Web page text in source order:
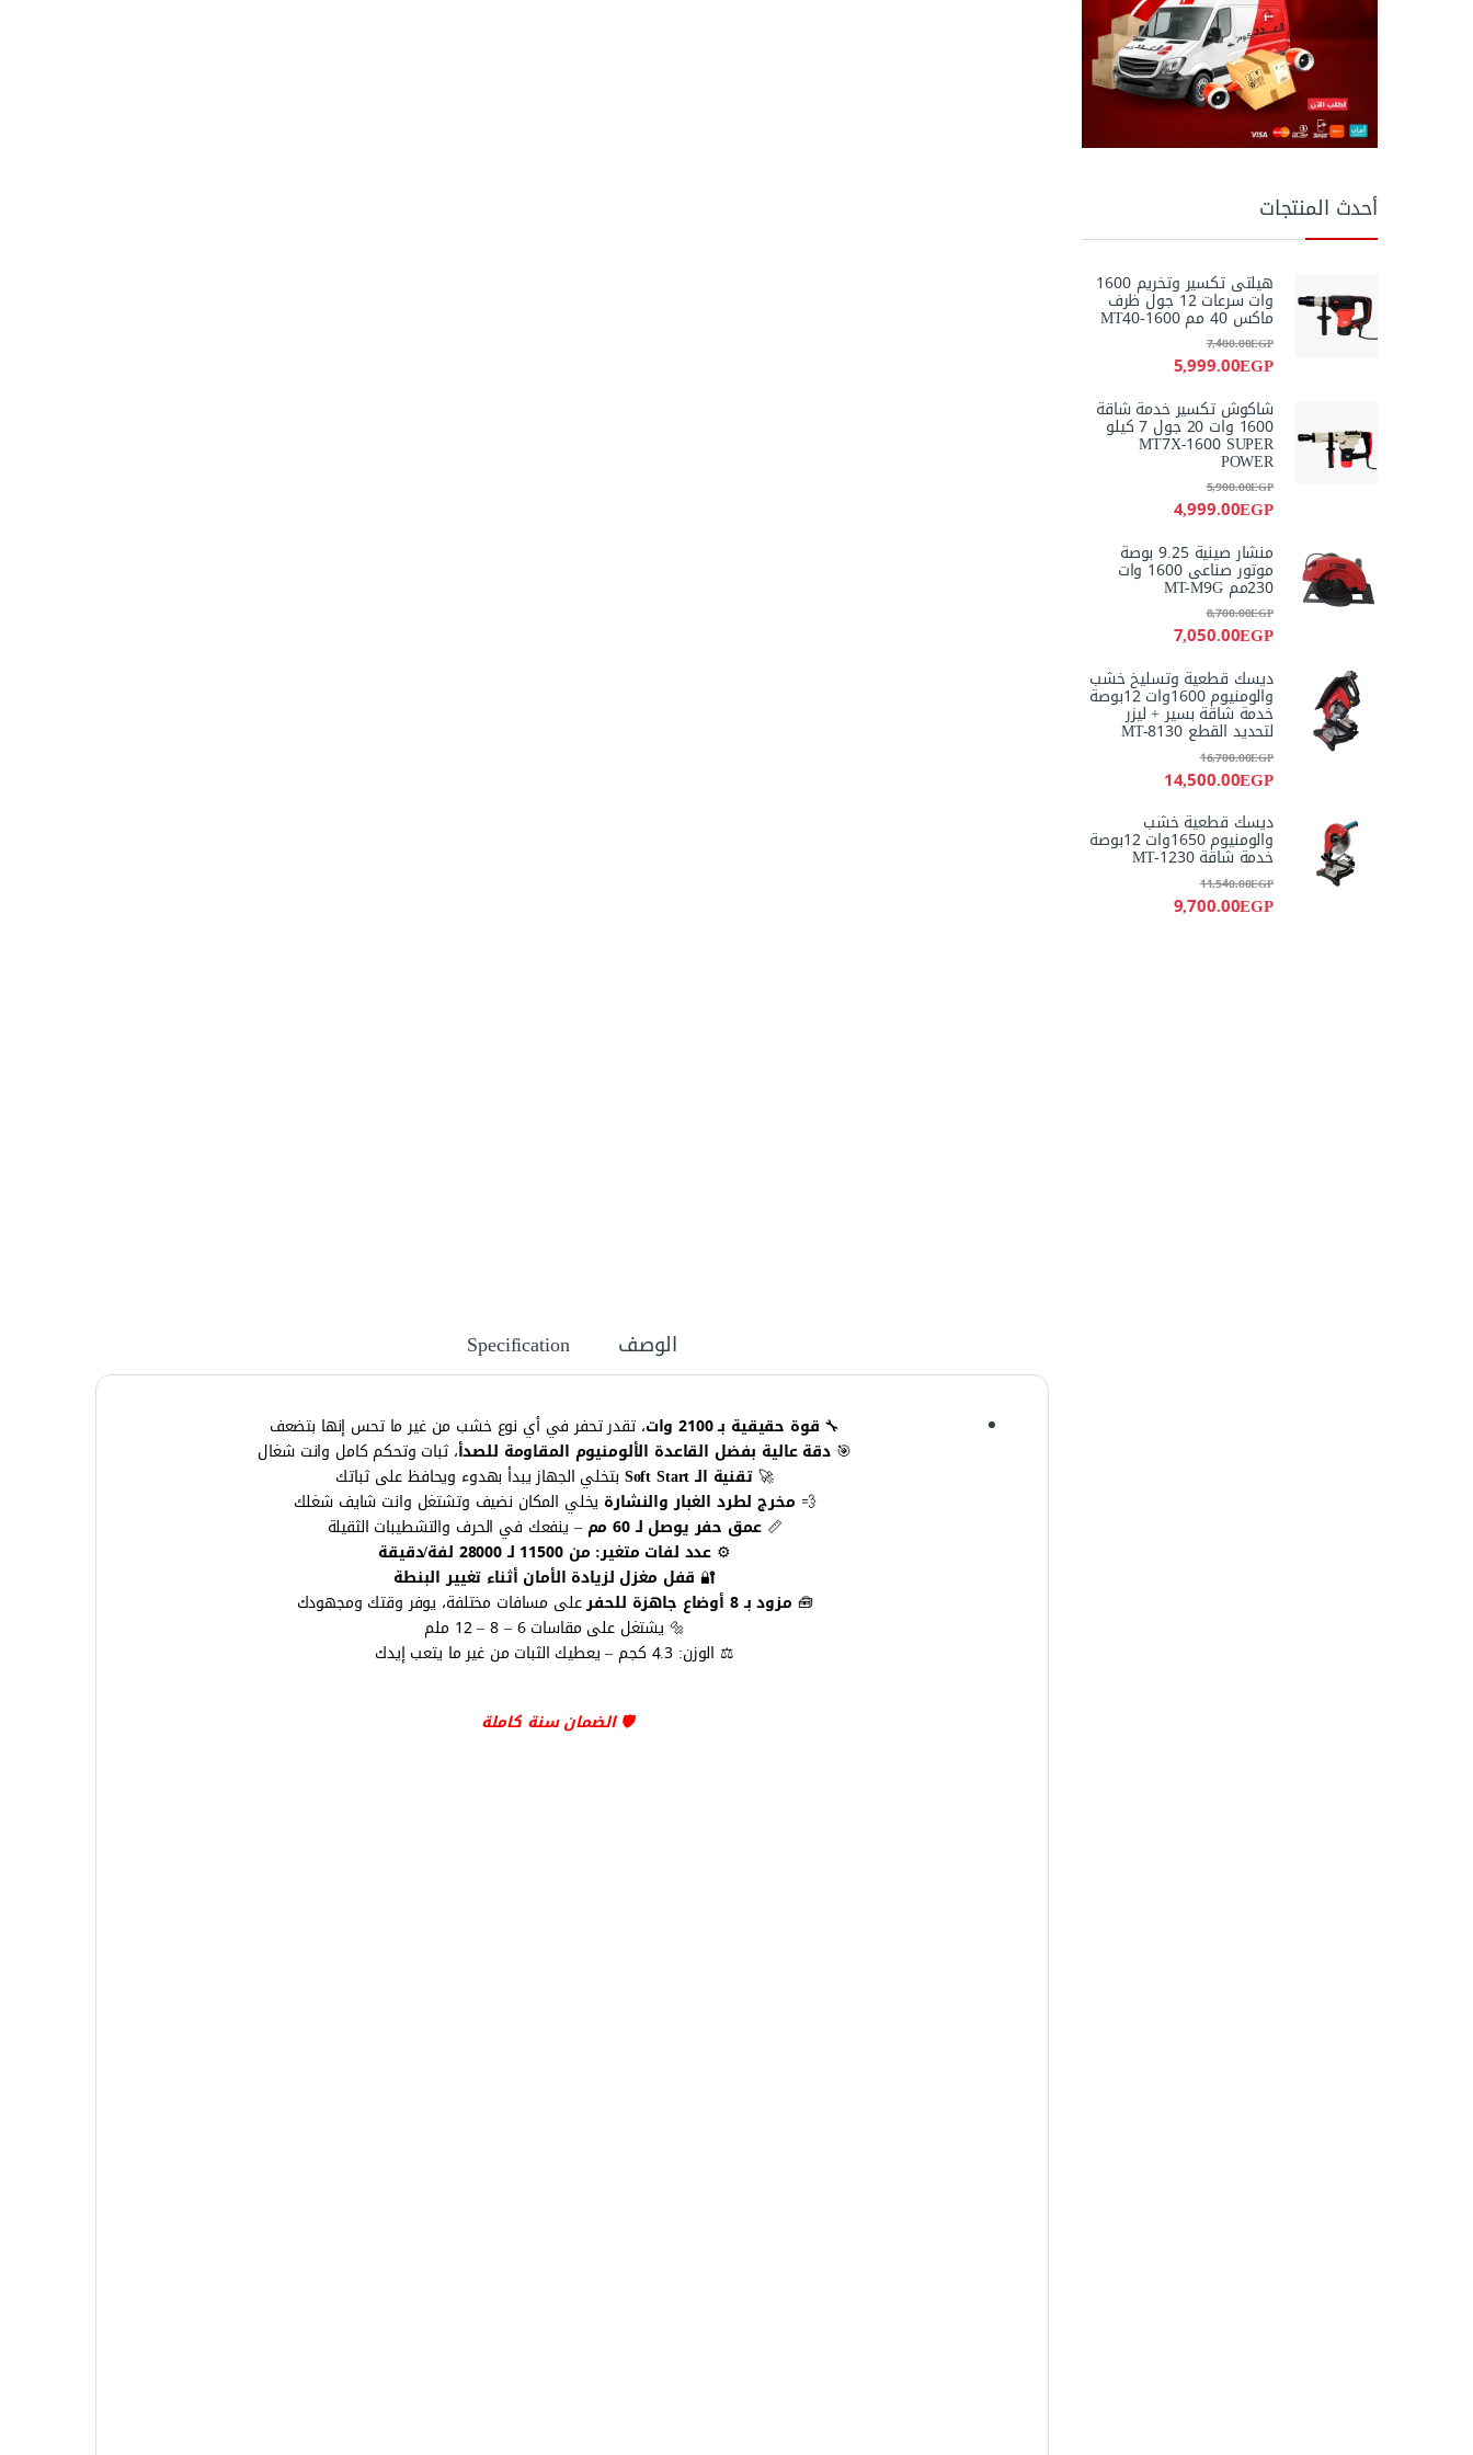
الوصف Specification
🔧 قوة حقيقية بـ 2100 وات
، تقدر تحفر في أي نوع خشب من غير ما تحس إنها بتضعف
🎯دقة عالية بفضل القاعدة الألومنيوم المقاومة للصدأ، ثبات وتحكم كامل وانت شغال
🚀تقنية الـ Soft Start
بتخلي الجهاز يبدأ بهدوء ويحافظ على ثباتك
💨 مخرج لطرد الغبار والنشارة يخلي المكان نضيف وتشتغل وانت شايف شغلك
📏عمق حفر يوصل لـ 60 مم
– ينفعك في الحرف والتشطيبات الثقيلة
⚙️ عدد لفات متغير: من 11500 لـ 28000 لفة/دقيقة
🔐 قفل مغزل لزيادة الأمان أثناء تغيير البنطة
🧰 مزود بـ 8 أوضاع جاهزة للحفر
على مسافات مختلفة، يوفر وقتك ومجهودك
🔩 يشتغل على مقاسات 6 – 8 – 12 ملم
⚖️ الوزن: 4.3 كجم – يعطيك الثبات من غير ما يتعب إيدك
🛡️ الضمان سنة كاملة
أحدث المنتجات
هيلتى تكسير وتخريم 1600
وات سرعات 12 جول ظرف
ماكس 40 مم MT40-1600
5,999.00EGP
7,400.00EGP
شاكوش تكسير خدمة شاقة
1600 وات 20 جول 7 كيلو
MT7X-1600 SUPER
POWER
4,999.00EGP
5,900.00EGP
منشار صينية 9.25 بوصة
موتور صناعى 1600 وات
230مم MT-M9G
7,050.00EGP
8,700.00EGP
ديسك قطعية وتسليخ خشب
والومنيوم 1600وات 12بوصة
خدمة شاقة بسير + ليزر
لتحديد القطع MT-8130
14,500.00EGP
16,700.00EGP
ديسك قطعية خشب
والومنيوم 1650وات 12بوصة
خدمة شاقة MT-1230
9,700.00EGP
11,540.00EGP